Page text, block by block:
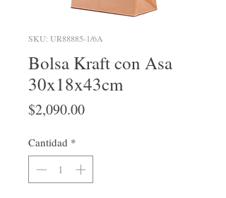
SKU: UR88885-1/6A
Bolsa Kraft con Asa
30x18x43cm
$2,090.00Precio
Cantidad *